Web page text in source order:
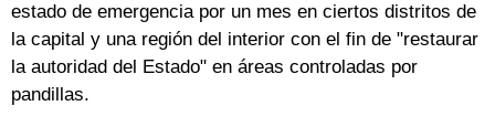
estado de emergencia por un mes en ciertos distritos de
la capital y una región del interior con el fin de "restaurar
la autoridad del Estado" en áreas controladas por
pandillas.